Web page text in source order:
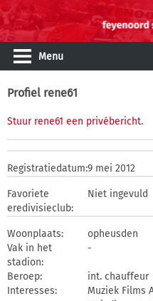
Menu
Profiel rene61
Stuur rene61 een privébericht.
Registratiedatum:9 mei 2012
Favoriete
eredivisieclub:
Niet ingevuld
Woonplaats:
opheusden
Vak in het
stadion:
-
Beroep:
int. chauffeur
Interesses:
Muziek Films